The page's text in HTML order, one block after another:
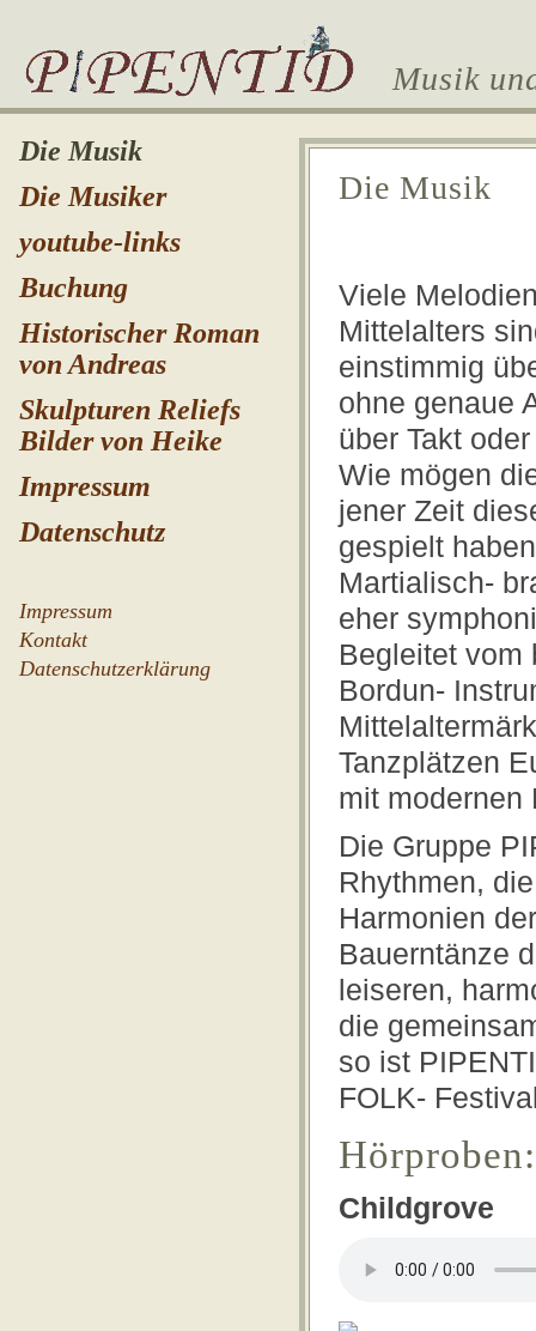
Musik
Die Musik
Die Musiker
youtube-links
Buchung
Historischer Roman
von Andreas
Skulpturen Reliefs
Bilder von Heike
Impressum
Datenschutz
Impressum
Kontakt
Datenschutzerklärung
Die Musik
Viele
Mittelalters
einstimmig
ohne genaue
über Takt
Wie mögen
jener Zeit
gespielt
Martialisch-
eher
Begleitet vom
Bordun-
Tanzplätzen
mit modernen
Die Gruppe
Rhythmen,
Harmonien
Bauerntänze
leiseren,
die
so ist
FOLK-
Hörproben:
Childgrove